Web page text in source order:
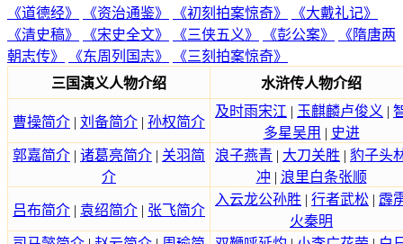
《道德经》
《资治通鉴》 《初刻拍案惊奇》
《大戴礼记》
《清史稿》
《宋史全文》 《三侠五义》 《彭公案》
《隋唐两
朝志传》
《东周列国志》
《三刻拍案惊奇》
三国演义人物介绍
水浒传人物介绍
曹操简介 | 刘备简介 | 孙权简介
及时雨宋江 | 玉麒麟卢俊义 |
多星吴用 | 史进
郭嘉简介 | 诸葛亮简介 | 关羽简
介
浪子燕青 | 大刀关胜 | 豹子头
冲 | 浪里白条张顺
吕布简介 | 袁绍简介 | 张飞简介
入云龙公孙胜 | 行者武松 | 霹
火秦明